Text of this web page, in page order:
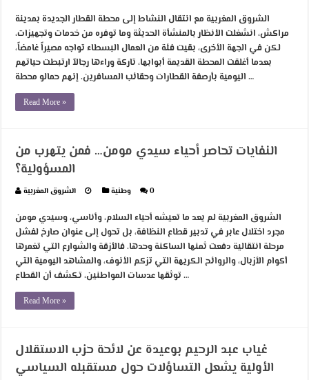
الشروق المغربية مع انتقال النشاط إلى محطة القطار الجديدة بمدينة
مراكش، انشغلت الأنظار بالمنشأة الحديثة وما توفره من خدمات وتجهيزات،
لكن في الجهة الأخرى، بقيت فئة من العمال البسطاء تواجه مصيراً غامضاً،
بعدما أغلقت المحطة القديمة أبوابها، تاركة وراءها رجالاً ارتبطت حياتهم
اليومية بأرصفة القطارات وحقائب المسافرين. إنهم حمالو محطة …
Read More »
النفايات تحاصر أحياء سيدي مومن… فمن يتهرب من
المسؤولية؟
الشروق المغربية وطنية 0
الشروق المغربية لم يعد ما تعيشه أحياء السلام، وأناسي، وسيدي مومن
مجرد اختلال عابر في تدبير قطاع النظافة، بل تحول إلى عنوان صارخ لفشل
مرحلة انتقالية دفعت ثمنها الساكنة وحدها. فالأزقة والشوارع التي تغمرها
أكوام الأزبال، والروائح الكريهة التي تزكم الأنوف، والمشاهد اليومية التي
توثقها عدسات المواطنين، تكشف أن القطاع …
Read More »
غياب عبد الرحيم بوعيدة عن لائحة حزب الاستقلال
الأولية يشعل التساؤلات حول مستقبله السياسي